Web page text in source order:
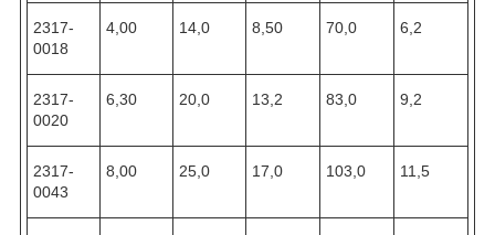
2317-
0018
4,00 14,0 8,50 70,0 6,2
2317-
0020
6,30 20,0 13,2 83,0 9,2
2317-
0043
8,00 25,0 17,0 103,0 11,5